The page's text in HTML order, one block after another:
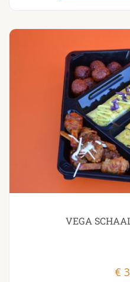
VEGA
€